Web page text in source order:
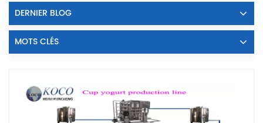
DERNIER BLOG
MOTS CLÉS